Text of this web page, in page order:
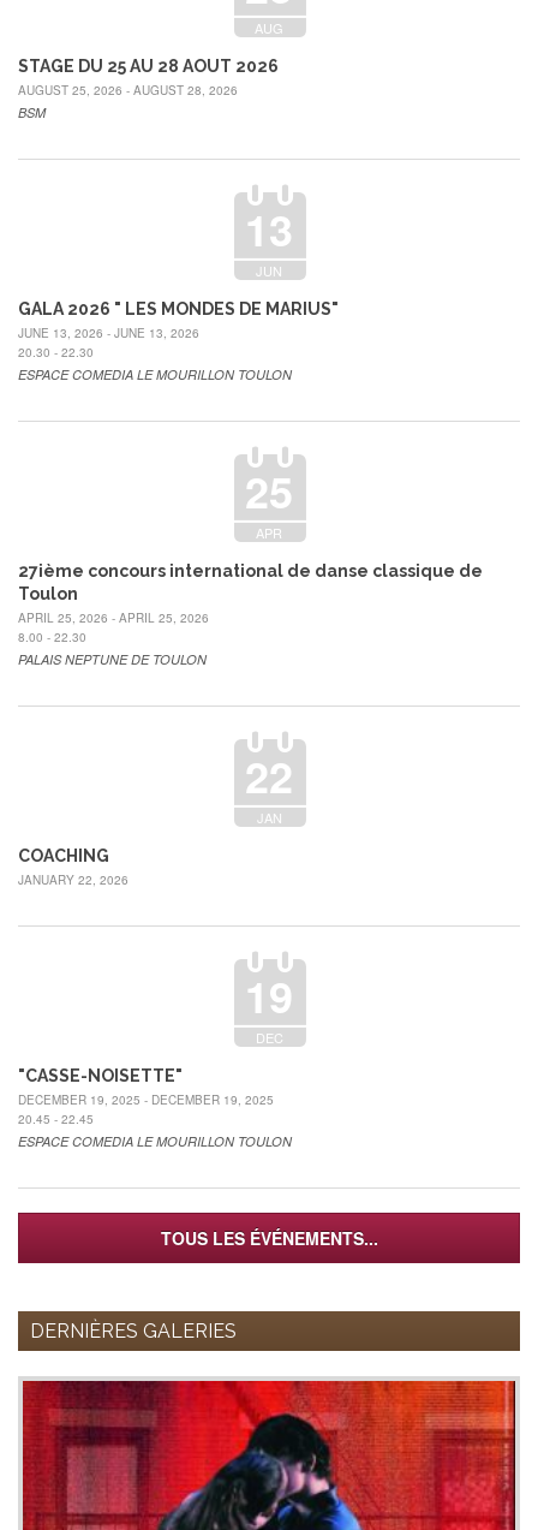
AUG
STAGE DU 25 AU 28 AOUT 2026
AUGUST 25, 2026 - AUGUST 28, 2026
BSM
13
JUN
GALA 2026 " LES MONDES DE MARIUS"
JUNE 13, 2026 - JUNE 13, 2026
20.30 - 22.30
ESPACE COMEDIA LE MOURILLON TOULON
25
APR
27ième concours international de danse classique de
Toulon
APRIL 25, 2026 - APRIL 25, 2026
8.00 - 22.30
PALAIS NEPTUNE DE TOULON
22
JAN
COACHING
JANUARY 22, 2026
19
DEC
"CASSE-NOISETTE"
DECEMBER 19, 2025 - DECEMBER 19, 2025
20.45 - 22.45
ESPACE COMEDIA LE MOURILLON TOULON
TOUS LES ÉVÉNEMENTS...
DERNIÈRES GALERIES